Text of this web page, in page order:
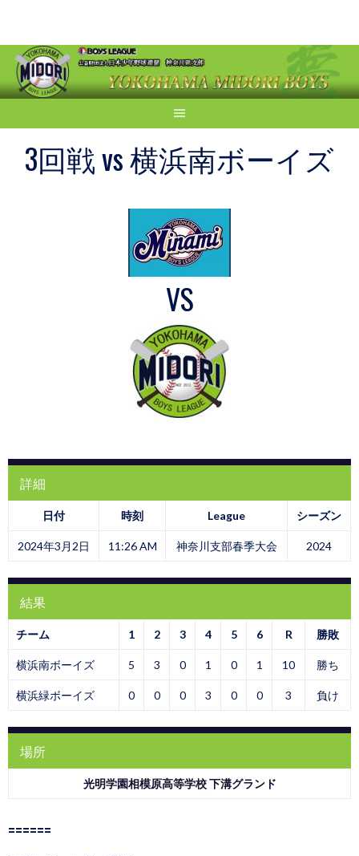
content
3回戦 vs 横浜南ボーイズ
VS
詳細
日付 時刻 League シーズン
2024年3月2日 11:26 AM 神奈川支部春季大会 2024
結果
チーム 1 2 3 4 5 6 R 勝敗
横浜南ボーイズ 5 3 0 1 0 1 10 勝ち
横浜緑ボーイズ 0 0 0 3 0 0 3 負け
場所
光明学園相模原高等学校 下溝グランド
======